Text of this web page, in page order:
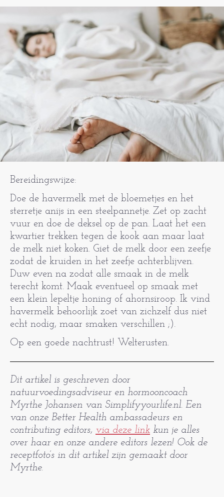
Bereidingswijze:
Doe de havermelk met de bloemetjes en het
sterretje anijs in een steelpannetje. Zet op zacht
vuur en doe de deksel op de pan. Laat het een
kwartier trekken tegen de kook aan maar laat
de melk niet koken. Giet de melk door een zeefje
zodat de kruiden in het zeefje achterblijven.
Duw even na zodat alle smaak in de melk
terecht komt. Maak eventueel op smaak met
een klein lepeltje honing of ahornsiroop. Ik vind
havermelk behoorlijk zoet van zichzelf dus niet
echt nodig, maar smaken verschillen ;).
Op een goede nachtrust! Welterusten.
Dit artikel is geschreven door
natuurvoedingsadviseur en hormooncoach
Myrthe Johansen van Simplifyyourlife.nl. Een
van onze Better Health ambassadeurs en
contributing editors, via deze link kun je alles
over haar en onze andere editors lezen! Ook de
receptfoto’s in dit artikel zijn gemaakt door
Myrthe.